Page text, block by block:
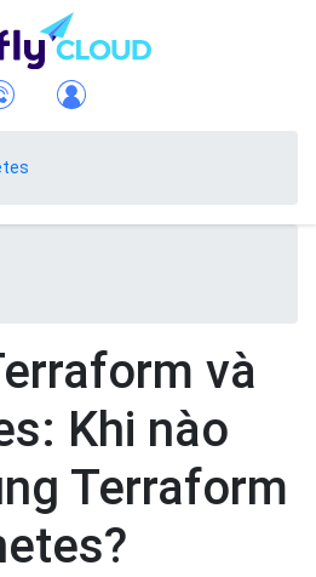
và
Khi nào
Terraform